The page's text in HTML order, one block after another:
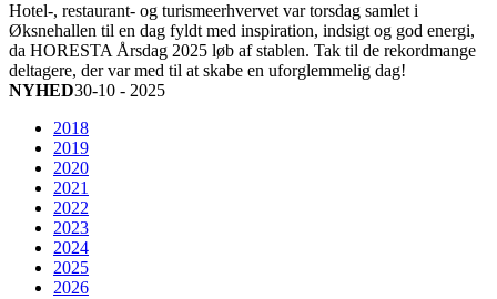
Hotel-, restaurant- og turismeerhvervet var torsdag samlet i
Øksnehallen til en dag fyldt med inspiration, indsigt og god energi,
da HORESTA Årsdag 2025 løb af stablen. Tak til de rekordmange
deltagere, der var med til at skabe en uforglemmelig dag!
NYHED30-10 - 2025
2018
2019
2020
2021
2022
2023
2024
2025
2026